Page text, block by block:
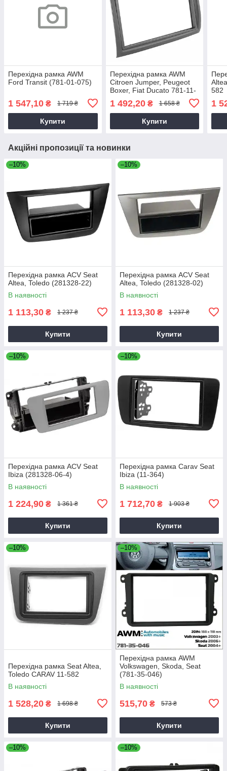
Перехідна рамка AWM
Ford Transit (781-01-075)
1 547,10 ₴ 1 719 ₴
Купити
Перехідна рамка AWM
Citroen Jumper, Peugeot
Boxer, Fiat Ducato 781-11-
1 492,20₴ 1 658 ₴
Купити
582
1
Акційні пропозиції та новинки
–10%
Перехідна рамка ACV Seat
Altea, Toledo (281328-22)
В наявності
1 113,30 ₴ 1 237 ₴
Купити
–10%
Перехідна рамка ACV Seat
Altea, Toledo (281328-02)
В наявності
1 113,30 ₴ 1 237 ₴
Купити
–10%
Перехідна рамка ACV Seat
Ibiza (281328-06-4)
В наявності
1 224,90 ₴ 1 361 ₴
Купити
–10%
Перехідна рамка Carav Seat
Ibiza (11-364)
В наявності
1 712,70 ₴ 1 903 ₴
Купити
–10%
Перехідна рамка Seat Altea,
Toledo CARAV 11-582
В наявності
1 528,20 ₴ 1 698 ₴
Купити
–10%
Перехідна рамка AWM
Volkswagen, Skoda, Seat
(781-35-046)
В наявності
515,70 ₴ 573 ₴
Купити
–10% –10%